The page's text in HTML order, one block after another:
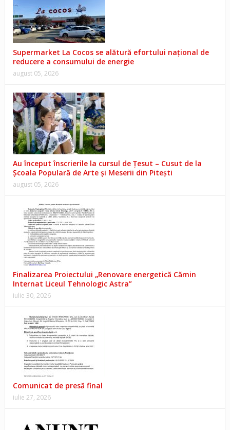
Supermarket La Cocos se alătură efortului național de
reducere a consumului de energie
august 05, 2026
Au început înscrierile la cursul de Țesut – Cusut de la
Școala Populară de Arte și Meserii din Pitești
august 05, 2026
Finalizarea Proiectului „Renovare energetică Cămin
Internat Liceul Tehnologic Astra”
iulie 30, 2026
Comunicat de presă final
iulie 27, 2026